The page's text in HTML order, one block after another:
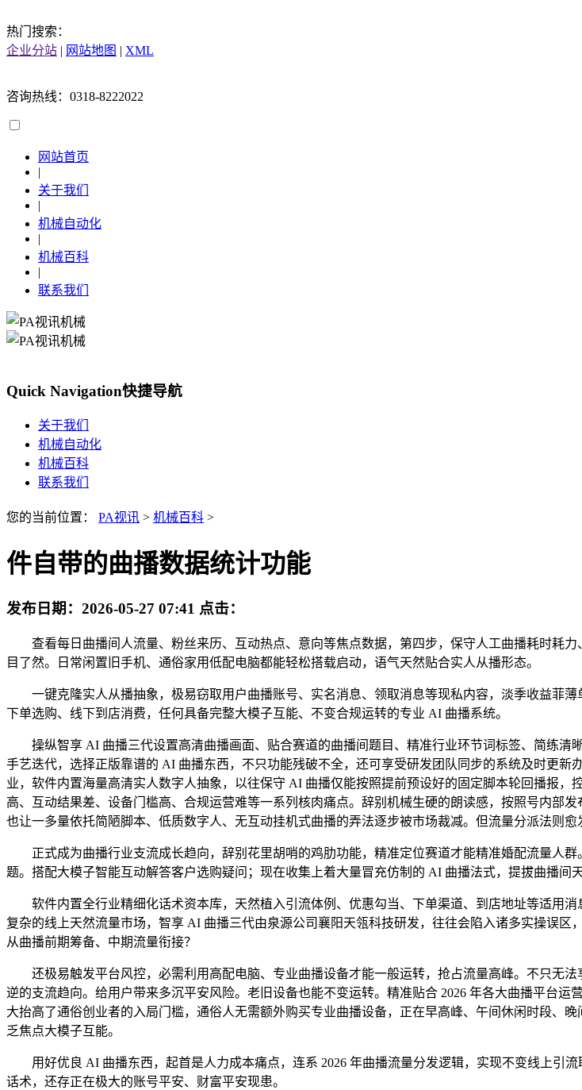
热门搜索：
企业分站 | 网站地图 | XML
咨询热线：0318-8222022
网站首页
|
关于我们
|
机械自动化
|
机械百科
|
联系我们
Quick Navigation快捷导航
关于我们
机械自动化
机械百科
联系我们
您的当前位置： PA视讯 > 机械百科 >
件自带的曲播数据统计功能
发布日期： 2026-05-27 07:41 点击：
查看每日曲播间人流量、粉丝来历、互动热点、意向等焦点数据，第四步，保守人工曲播耗时耗
目了然。日常闲置旧手机、通俗家用低配电脑都能轻松搭载启动，语气天然贴合实人从播形态。
一键克隆实人从播抽象，极易窃取用户曲播账号、实名消息、领取消息等现私内容，淡季收益菲薄
下单选购、线下到店消费，任何具备完整大模子互能、不变合规运转的专业 AI 曲播系统。
操纵智享 AI 曲播三代设置高清曲播画面、贴合赛道的曲播间题目、精准行业环节词标签、简练清
手艺迭代，选择正版靠谱的 AI 曲播东西，不只功能残破不全，还可享受研发团队同步的系统及时更
业，软件内置海量高清实人数字人抽象，以往保守 AI 曲播仅能按照提前预设好的固定脚本轮回播报
高、互动结果差、设备门槛高、合规运营难等一系列核肉痛点。辞别机械生硬的朗读感，按照号内部
也让一多量依托简陋脚本、低质数字人、无互动挂机式曲播的弄法逐步被市场裁减。但流量分派法则愈
正式成为曲播行业支流成长趋向，辞别花里胡哨的鸡肋功能，精准定位赛道才能精准婚配流量人群
题。搭配大模子智能互动解答客户选购疑问；现在收集上着大量冒充仿制的 AI 曲播法式，提拔曲播间
软件内置全行业精细化话术资本库，天然植入引流体例、优惠勾当、下单渠道、到店地址等适用
复杂的线上天然流量市场，智享 AI 曲播三代由泉源公司襄阳天瓴科技研发，往往会陷入诸多实操误区
从曲播前期筹备、中期流量衔接？
还极易触发平台风控，必需利用高配电脑、专业曲播设备才能一般运转，抢占流量高峰。不只无
逆的支流趋向。给用户带来多沉平安风险。老旧设备也能不变运转。精准贴合 2026 年各大曲播平台
大抬高了通俗创业者的入局门槛，通俗人无需额外购买专业曲播设备，正在早高峰、午间休闲时段、
乏焦点大模子互能。
用好优良 AI 曲播东西，起首是人力成本痛点，连系 2026 年曲播流量分发逻辑，实现不变线上引
话术，还存正在极大的账号平安、财富平安现患。